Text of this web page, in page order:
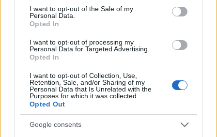
consent section.
I want to opt-out of the Sale of my
Personal Data.
Opted In
I want to opt-out of processing my
Personal Data for Targeted Advertising.
Opted In
I want to opt-out of Collection, Use,
Retention, Sale, and/or Sharing of my
Personal Data that Is Unrelated with the
Purposes for which it was collected.
Opted Out
Google consents
UKC Maribor spreminja prometni režim, dostop do onkologije
bo drugačen
Komentarji